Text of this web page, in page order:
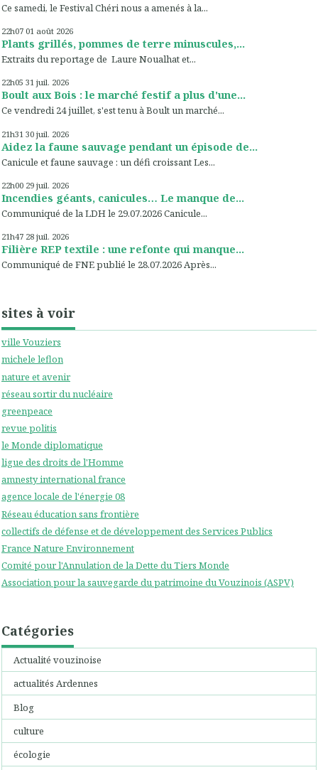
Ce samedi, le Festival Chéri nous a amenés à la...
22h07 01 août 2026
Plants grillés, pommes de terre minuscules,...
Extraits du reportage de Laure Noualhat et...
22h05 31 juil. 2026
Boult aux Bois : le marché festif a plus d'une...
Ce vendredi 24 juillet, s'est tenu à Boult un marché...
21h31 30 juil. 2026
Aidez la faune sauvage pendant un épisode de...
Canicule et faune sauvage : un défi croissant Les...
22h00 29 juil. 2026
Incendies géants, canicules… Le manque de...
Communiqué de la LDH le 29.07.2026 Canicule...
21h47 28 juil. 2026
Filière REP textile : une refonte qui manque...
Communiqué de FNE publié le 28.07.2026 Après...
sites à voir
ville Vouziers
michele leflon
nature et avenir
réseau sortir du nucléaire
greenpeace
revue politis
le Monde diplomatique
ligue des droits de l'Homme
amnesty international france
agence locale de l'énergie 08
Réseau éducation sans frontière
collectifs de défense et de développement des Services Publics
France Nature Environnement
Comité pour l'Annulation de la Dette du Tiers Monde
Association pour la sauvegarde du patrimoine du Vouzinois (ASPV)
Catégories
Actualité vouzinoise
actualités Ardennes
Blog
culture
écologie